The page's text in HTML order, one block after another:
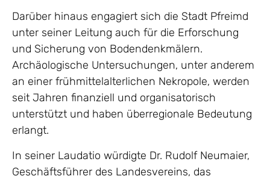
Darüber hinaus engagiert sich die Stadt Pfreimd
unter seiner Leitung auch für die Erforschung
und Sicherung von Bodendenkmälern.
Archäologische Untersuchungen, unter anderem
an einer frühmittelalterlichen Nekropole, werden
seit Jahren finanziell und organisatorisch
unterstützt und haben überregionale Bedeutung
erlangt.
In seiner Laudatio würdigte Dr. Rudolf Neumaier,
Geschäftsführer des Landesvereins, das